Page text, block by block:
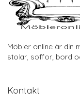
Möbler online är din
stolar, soffor, bord
Kontakt